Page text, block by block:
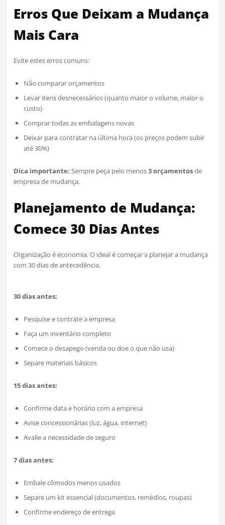
Erros Que Deixam a Mudança
Mais Cara
Evite estes erros comuns:
Não comparar orçamentos
Levar itens desnecessários (quanto maior o volume, maior o
custo)
Comprar todas as embalagens novas
Deixar para contratar na última hora (os preços podem subir
até 30%)
Dica importante: Sempre peça pelo menos3 orçamentosde
empresa de mudança.
Planejamento de Mudança:
Comece 30 Dias Antes
Organização é economia. O ideal é começar a planejar a mudança
com 30 dias de antecedência.
30 dias antes:
Pesquise e contrate a empresa
Faça um inventário completo
Comece o desapego (venda ou doe o que não usa)
Separe materiais básicos
15 dias antes:
Confirme data e horário com a empresa
Avise concessionárias (luz, água, internet)
Avalie a necessidade de seguro
7 dias antes:
Embale cômodos menos usados
Separe um kit essencial (documentos, remédios, roupas)
Confirme endereço de entrega